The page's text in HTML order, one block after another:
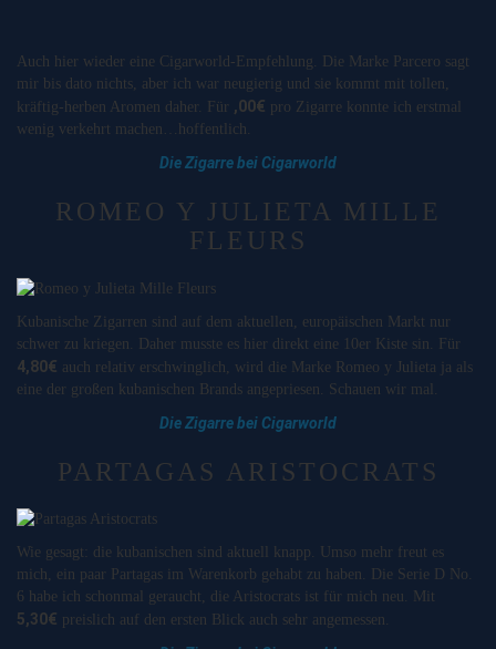
Auch hier wieder eine Cigarworld-Empfehlung. Die Marke Parcero sagt
mir bis dato nichts, aber ich war neugierig und sie kommt mit tollen,
kräftig-herben Aromen daher. Für ,00€ pro Zigarre konnte ich erstmal
wenig verkehrt machen…hoffentlich.
Die Zigarre bei Cigarworld
ROMEO Y JULIETA MILLE
FLEURS
Kubanische Zigarren sind auf dem aktuellen, europäischen Markt nur
schwer zu kriegen. Daher musste es hier direkt eine 10er Kiste sin. Für
4,80€ auch relativ erschwinglich, wird die Marke Romeo y Julieta ja als
eine der großen kubanischen Brands angepriesen. Schauen wir mal.
Die Zigarre bei Cigarworld
PARTAGAS ARISTOCRATS
Wie gesagt: die kubanischen sind aktuell knapp. Umso mehr freut es
mich, ein paar Partagas im Warenkorb gehabt zu haben. Die Serie D No.
6 habe ich schonmal geraucht, die Aristocrats ist für mich neu. Mit
5,30€ preislich auf den ersten Blick auch sehr angemessen.